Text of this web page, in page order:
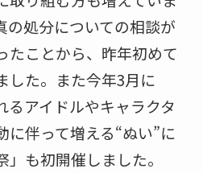
の処分についての相談が
たことから、昨年初めて
した。また今年3月に
るアイドルやキャラクタ
に伴って増える“ぬい”に
も初開催しました。